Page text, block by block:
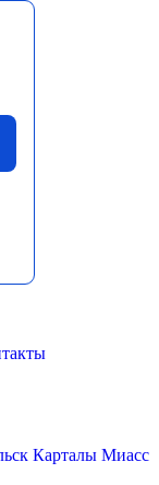
Карталы Миасс